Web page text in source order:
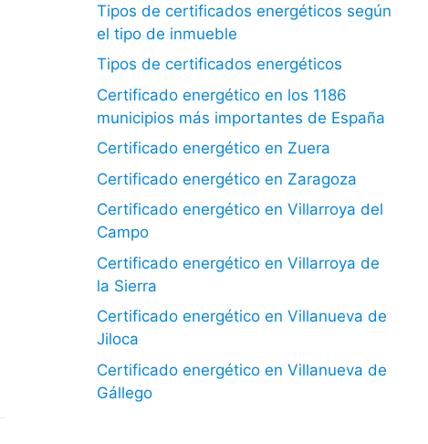
Tipos de certificados energéticos según
el tipo de inmueble
Tipos de certificados energéticos
Certificado energético en los 1186
municipios más importantes de España
Certificado energético en Zuera
Certificado energético en Zaragoza
Certificado energético en Villarroya del
Campo
Certificado energético en Villarroya de
la Sierra
Certificado energético en Villanueva de
Jiloca
Certificado energético en Villanueva de
Gállego